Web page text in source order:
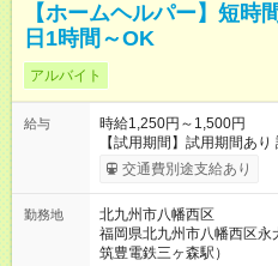
【ホームヘルパー】短時
日1時間～OK
アルバイト
給与
時給1,250円～1,500円
【試用期間】試用期間あ
給与は本採用時と同じです。
交通費別途支給あり
勤務地
北九州市八幡西区
福岡県北九州市八幡西区永
筑豊電鉄三ヶ森駅）